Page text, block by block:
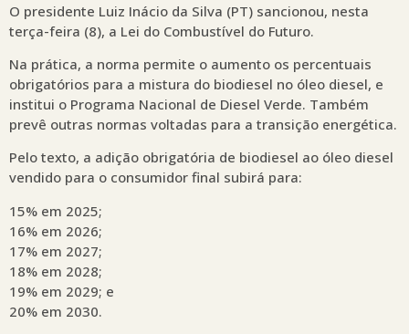
O presidente Luiz Inácio da Silva (PT) sancionou, nesta
terça-feira (8), a Lei do Combustível do Futuro.
Na prática, a norma permite o aumento os percentuais
obrigatórios para a mistura do biodiesel no óleo diesel, e
institui o Programa Nacional de Diesel Verde. Também
prevê outras normas voltadas para a transição energética.
Pelo texto, a adição obrigatória de biodiesel ao óleo diesel
vendido para o consumidor final subirá para:
15% em 2025;
16% em 2026;
17% em 2027;
18% em 2028;
19% em 2029; e
20% em 2030.